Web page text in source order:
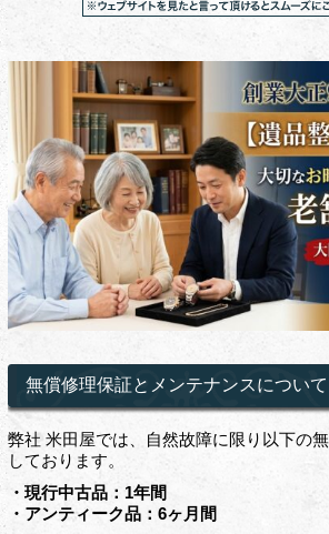
無償修理保証とメンテナンスについて
弊社 米田屋では、自然故障に限り以下の
しております。
・現行中古品：1年間
・アンティーク品：6ヶ月間